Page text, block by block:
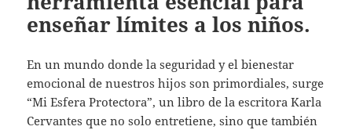
enseñar límites a los niños.
En un mundo donde la seguridad y el bienestar
emocional de nuestros hijos son primordiales, surge
“Mi Esfera Protectora”, un libro de la escritora Karla
Cervantes que no solo entretiene, sino que también